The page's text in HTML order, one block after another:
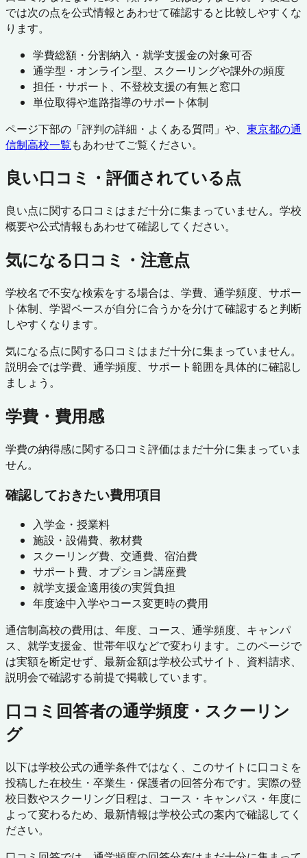
では次の点を公式情報とあわせて確認すると比較しやすくな
ります。
学費総額・分割納入・就学支援金の対象可否
通学型・オンライン型、スクーリングや課外の頻度
担任・サポート、不登校支援の有無と窓口
単位取得や進路指導のサポート体制
ページ下部の「評判の詳細・よくある質問」や、 東京都の通
信制高校一覧もあわせてご覧ください。
良い口コミ・評価されている点
良い点に関する口コミはまだ十分に集まっていません。学校
概要や公式情報もあわせて確認してください。
気になる口コミ・注意点
学校名で不安な検索をする場合は、学費、通学頻度、サポー
ト体制、学習ペースが自分に合うかを分けて確認すると判断
しやすくなります。
気になる点に関する口コミはまだ十分に集まっていません。
説明会では学費、通学頻度、サポート範囲を具体的に確認し
ましょう。
学費・費用感
学費の納得感に関する口コミ評価はまだ十分に集まっていま
せん。
確認しておきたい費用項目
入学金・授業料
施設・設備費、教材費
スクーリング費、交通費、宿泊費
サポート費、オプション講座費
就学支援金適用後の実質負担
年度途中入学やコース変更時の費用
通信制高校の費用は、年度、コース、通学頻度、キャンパ
ス、就学支援金、世帯年収などで変わります。このページで
は実額を断定せず、最新金額は学校公式サイト、資料請求、
説明会で確認する前提で掲載しています。
口コミ回答者の通学頻度・スクーリン
グ
以下は学校公式の通学条件ではなく、このサイトに口コミを
投稿した在校生・卒業生・保護者の回答分布です。実際の登
校日数やスクーリング日程は、コース・キャンパス・年度に
よって変わるため、最新情報は学校公式の案内で確認してく
ださい。